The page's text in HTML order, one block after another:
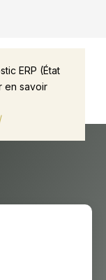
ERP (État
en savoir